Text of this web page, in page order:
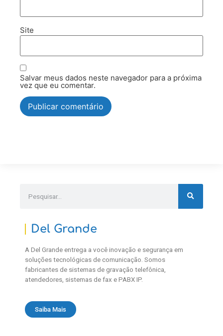
Site
Salvar meus dados neste navegador para a próxima
vez que eu comentar.
Del Grande
A Del Grande entrega a você inovação e segurança em
soluções tecnológicas de comunicação. Somos
fabricantes de sistemas de gravação telefônica,
atendedores, sistemas de fax e PABX IP.
Saiba Mais